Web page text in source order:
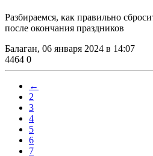
Разбираемся, как правильно
после окончания праздников
Балаган, 06 января 2024 в 14:07
4464 0
←
2
3
4
5
6
7